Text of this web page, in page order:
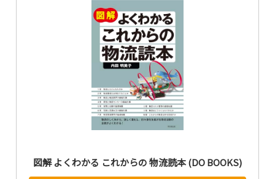
図解 よくわかる これからの 物流読本 (DO BOOKS)